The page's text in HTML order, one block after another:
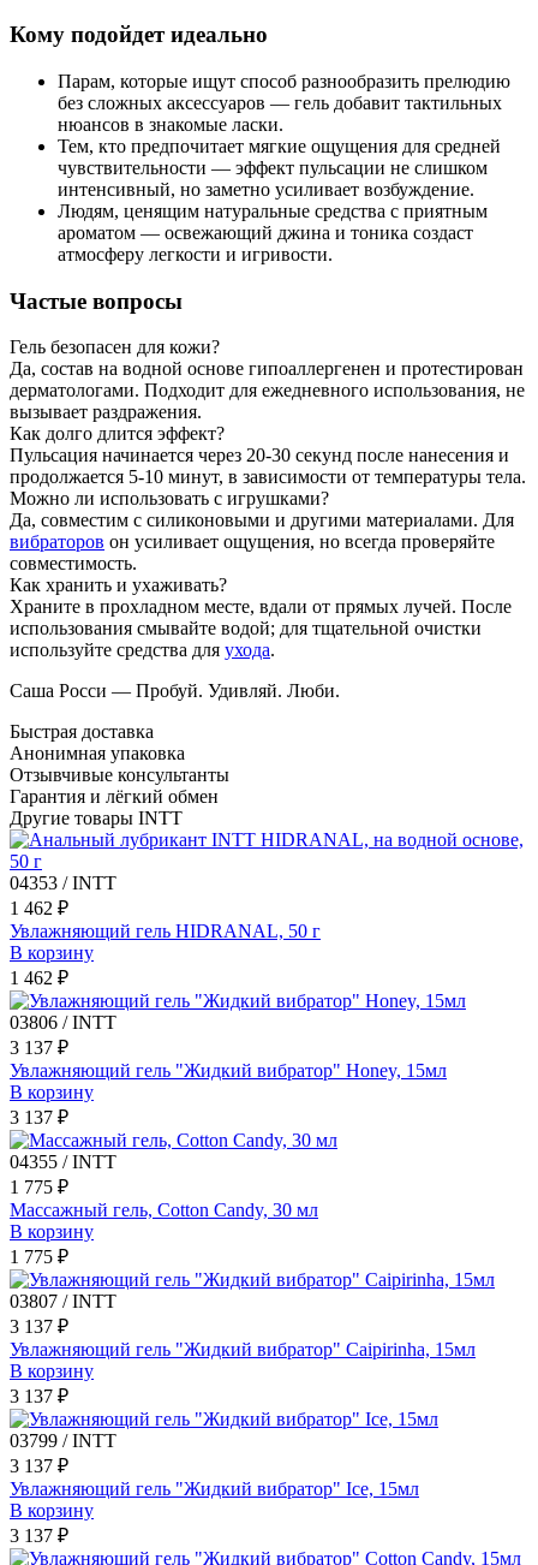
Кому подойдет идеально
Парам, которые ищут способ разнообразить прелюдию
без сложных аксессуаров — гель добавит тактильных
нюансов в знакомые ласки.
Тем, кто предпочитает мягкие ощущения для средней
чувствительности — эффект пульсации не слишком
интенсивный, но заметно усиливает возбуждение.
Людям, ценящим натуральные средства с приятным
ароматом — освежающий джина и тоника создаст
атмосферу легкости и игривости.
Частые вопросы
Гель безопасен для кожи?
Да, состав на водной основе гипоаллергенен и протестирован
дерматологами. Подходит для ежедневного использования, не
вызывает раздражения.
Как долго длится эффект?
Пульсация начинается через 20-30 секунд после нанесения и
продолжается 5-10 минут, в зависимости от температуры тела.
Можно ли использовать с игрушками?
Да, совместим с силиконовыми и другими материалами. Для
вибраторов он усиливает ощущения, но всегда проверяйте
совместимость.
Как хранить и ухаживать?
Храните в прохладном месте, вдали от прямых лучей. После
использования смывайте водой; для тщательной очистки
используйте средства для ухода.
Саша Росси — Пробуй. Удивляй. Люби.
Быстрая доставка
Анонимная упаковка
Отзывчивые консультанты
Гарантия и лёгкий обмен
Другие товары INTT
04353 / INTT
1 462 ₽
Увлажняющий гель HIDRANAL, 50 г
В корзину
1 462 ₽
03806 / INTT
3 137 ₽
Увлажняющий гель "Жидкий вибратор" Honey, 15мл
В корзину
3 137 ₽
04355 / INTT
1 775 ₽
Массажный гель, Cotton Candy, 30 мл
В корзину
1 775 ₽
03807 / INTT
3 137 ₽
Увлажняющий гель "Жидкий вибратор" Caipirinha, 15мл
В корзину
3 137 ₽
03799 / INTT
3 137 ₽
Увлажняющий гель "Жидкий вибратор" Ice, 15мл
В корзину
3 137 ₽